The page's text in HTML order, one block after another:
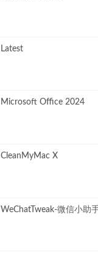
Latest
Microsoft Office 2024
CleanMyMac X
WeChatTweak-微信小助